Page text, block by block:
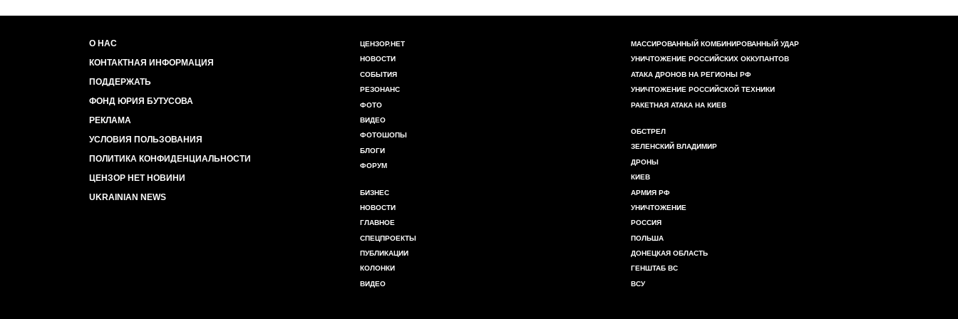
вопли. Земляки, бл*.
О НАС
КОНТАКТНАЯ ИНФОРМАЦИЯ
ПОДДЕРЖАТЬ
ФОНД ЮРИЯ БУТУСОВА
РЕКЛАМА
УСЛОВИЯ ПОЛЬЗОВАНИЯ
ПОЛИТИКА КОНФИДЕНЦИАЛЬНОСТИ
ЦЕНЗОР НЕТ НОВИНИ
UKRAINIAN NEWS
ЦЕНЗОР.НЕТ
НОВОСТИ
СОБЫТИЯ
РЕЗОНАНС
ФОТО
ВИДЕО
ФОТОШОПЫ
БЛОГИ
ФОРУМ
БИЗНЕС
НОВОСТИ
ГЛАВНОЕ
СПЕЦПРОЕКТЫ
ПУБЛИКАЦИИ
КОЛОНКИ
ВИДЕО
МАССИРОВАННЫЙ КОМБИНИРОВАННЫЙ УДАР
УНИЧТОЖЕНИЕ РОССИЙСКИХ ОККУПАНТОВ
АТАКА ДРОНОВ НА РЕГИОНЫ РФ
УНИЧТОЖЕНИЕ РОССИЙСКОЙ ТЕХНИКИ
РАКЕТНАЯ АТАКА НА КИЕВ
ОБСТРЕЛ
ЗЕЛЕНСКИЙ ВЛАДИМИР
ДРОНЫ
КИЕВ
АРМИЯ РФ
УНИЧТОЖЕНИЕ
РОССИЯ
ПОЛЬША
ДОНЕЦКАЯ ОБЛАСТЬ
ГЕНШТАБ ВС
ВСУ